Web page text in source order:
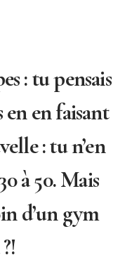
: tu pensais
en faisant
: tu n’en
à 50. Mais
d’un gym